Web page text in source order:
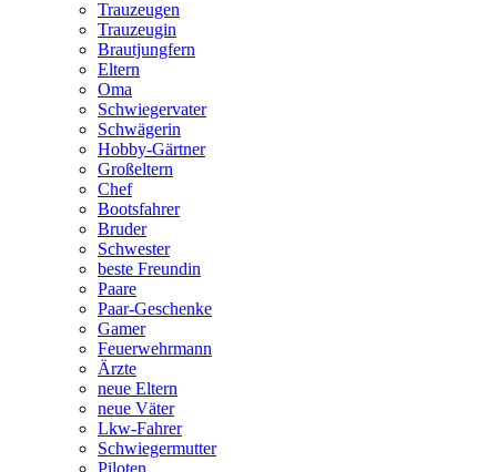
Trauzeugen
Trauzeugin
Brautjungfern
Eltern
Oma
Schwiegervater
Schwägerin
Hobby-Gärtner
Großeltern
Chef
Bootsfahrer
Bruder
Schwester
beste Freundin
Paare
Paar-Geschenke
Gamer
Feuerwehrmann
Ärzte
neue Eltern
neue Väter
Lkw-Fahrer
Schwiegermutter
Piloten